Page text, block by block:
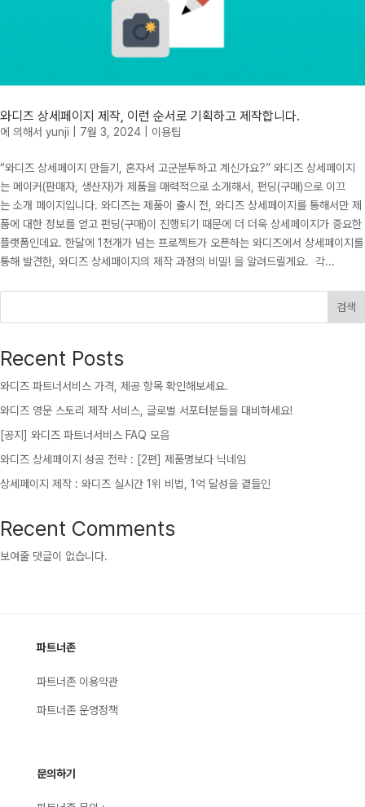
와디즈 상세페이지 제작, 이런 순서로 기획하고 제작합니다.
에 의해서 yunji 7월 3, 2024 이용팁
“와디즈 상세페이지 만들기, 혼자서 고군분투하고 계신가요?” 와디즈 상세페이지
는 메이커(판매자, 생산자)가 제품을 매력적으로 소개해서, 펀딩(구매)으로 이끄
는 소개 페이지입니다. 와디즈는 제품이 출시 전, 와디즈 상세페이지를 통해서만 제
품에 대한 정보를 얻고 펀딩(구매)이 진행되기 때문에 더 더욱 상세페이지가 중요한
플랫폼인데요. 한달에 1천개가 넘는 프로젝트가 오픈하는 와디즈에서 상세페이지를
통해 발견한, 와디즈 상세페이지의 제작 과정의 비밀! 을 알려드릴게요. 각...
검색
Recent Posts
와디즈 파트너서비스 가격, 제공 항목 확인해보세요.
와디즈 영문 스토리 제작 서비스, 글로벌 서포터분들을 대비하세요!
[공지] 와디즈 파트너서비스 FAQ 모음
와디즈 상세페이지 성공 전략 : [2편] 제품명보다 닉네임
상세페이지 제작 : 와디즈 실시간 1위 비법, 1억 달성을 곁들인
Recent Comments
보여줄 댓글이 없습니다.
파트너존
파트너존 이용약관
파트너존 운영정책
문의하기